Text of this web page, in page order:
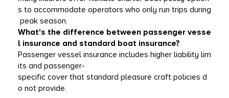
s to accommodate operators who only run trips during
peak season.
What's the difference between passenger vesse
l insurance and standard boat insurance?
Passenger vessel insurance includes higher liability lim
its and passenger-
specific cover that standard pleasure craft policies d
o not provide.